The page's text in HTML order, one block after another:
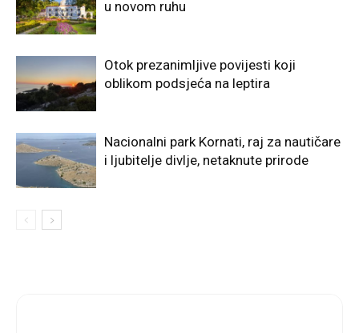
u novom ruhu
Otok prezanimljive povijesti koji
oblikom podsjeća na leptira
Nacionalni park Kornati, raj za nautičare
i ljubitelje divlje, netaknute prirode